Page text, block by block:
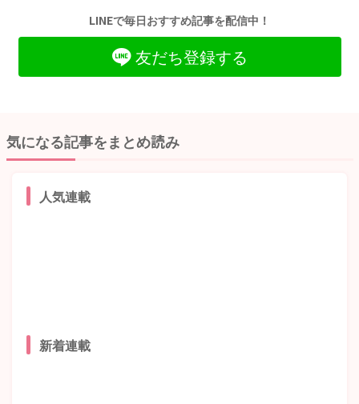
LINEで毎日おすすめ記事を配信中！
友だち登録する
気になる記事をまとめ読み
人気連載
新着連載